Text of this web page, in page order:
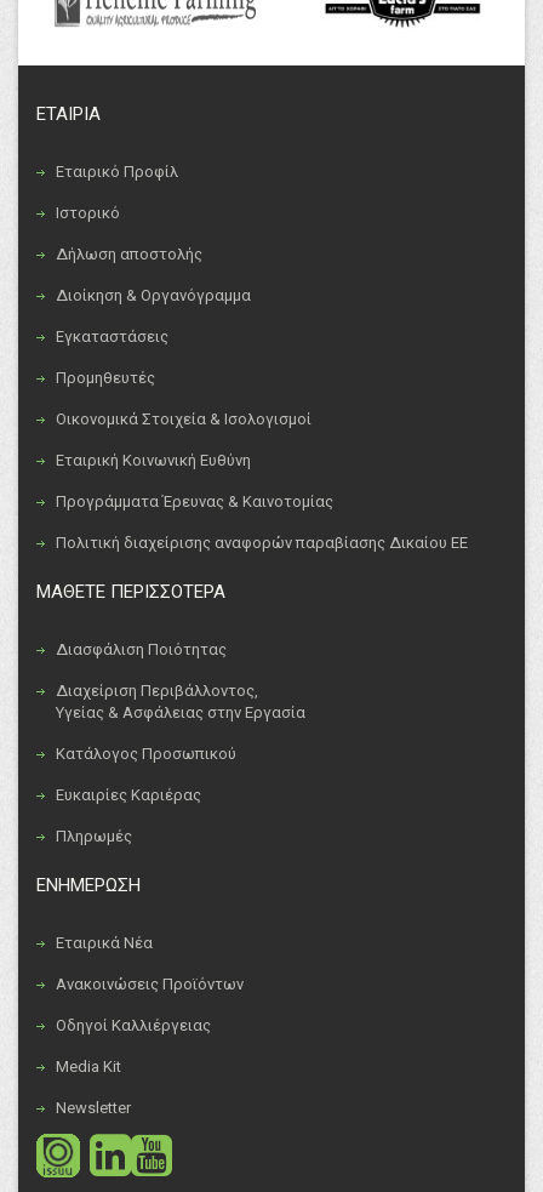
ΕΤΑΙΡΙΑ
Εταιρικό Προφίλ
Ιστορικό
Δήλωση αποστολής
Διοίκηση & Οργανόγραμμα
Εγκαταστάσεις
Προμηθευτές
Οικονομικά Στοιχεία & Ισολογισμοί
Εταιρική Κοινωνική Ευθύνη
Προγράμματα Έρευνας & Καινοτομίας
Πολιτική διαχείρισης αναφορών παραβίασης Δικαίου ΕΕ
ΜΑΘΕΤΕ ΠΕΡΙΣΣΟΤΕΡΑ
Διασφάλιση Ποιότητας
Διαχείριση Περιβάλλοντος,
Υγείας & Ασφάλειας στην Εργασία
Κατάλογος Προσωπικού
Ευκαιρίες Καριέρας
Πληρωμές
ΕΝΗΜΕΡΩΣΗ
Εταιρικά Νέα
Ανακοινώσεις Προϊόντων
Οδηγοί Καλλιέργειας
Media Kit
Newsletter
social
social